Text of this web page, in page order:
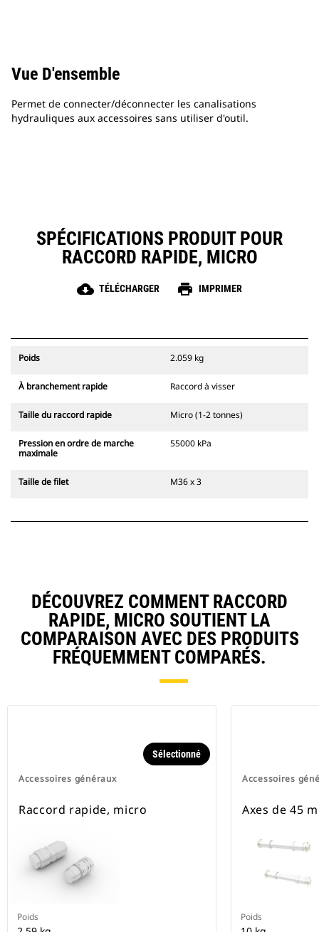
Vue D'ensemble
Permet de connecter/déconnecter les canalisations
hydrauliques aux accessoires sans utiliser d'outil.
SPÉCIFICATIONS PRODUIT POUR
RACCORD RAPIDE, MICRO
cloud_download TÉLÉCHARGER print IMPRIMER
Poids 2.059 kg
À branchement rapide Raccord à visser
Taille du raccord rapide Micro (1-2 tonnes)
Pression en ordre de marche
maximale
55000 kPa
Taille de filet M36 x 3
DÉCOUVREZ COMMENT RACCORD
RAPIDE, MICRO SOUTIENT LA
COMPARAISON AVEC DES PRODUITS
FRÉQUEMMENT COMPARÉS.
Accessoires généraux
Sélectionné
Raccord rapide, micro
Poids
Accessoires
Axes de 45
Poids